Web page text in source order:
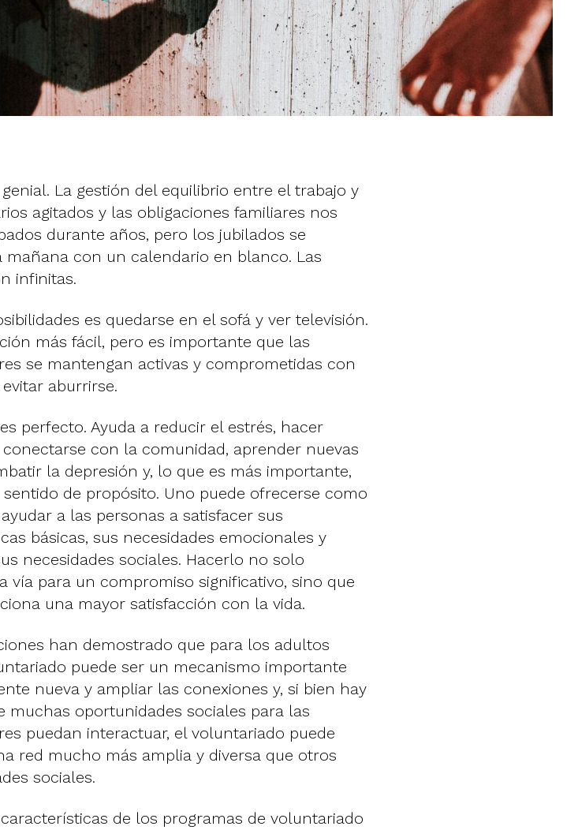
La gestión del equilibrio entre el trabajo y
agitados y las obligaciones familiares nos
durante años, pero los jubilados se
mañana con un calendario en blanco. Las
infinitas.
es quedarse en el sofá y ver televisión.
más fácil, pero es importante que las
se mantengan activas y comprometidas con
aburrirse.
perfecto. Ayuda a reducir el estrés, hacer
conectarse con la comunidad, aprender nuevas
la depresión y, lo que es más importante,
de propósito. Uno puede ofrecerse como
a las personas a satisfacer sus
básicas, sus necesidades emocionales y
necesidades sociales. Hacerlo no solo
vía para un compromiso significativo, sino que
una mayor satisfacción con la vida.
han demostrado que para los adultos
puede ser un mecanismo importante
nueva y ampliar las conexiones y, si bien hay
muchas oportunidades sociales para las
puedan interactuar, el voluntariado puede
red mucho más amplia y diversa que otros
sociales.
de los programas de voluntariado